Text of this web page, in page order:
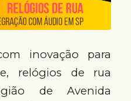
inovação para
relógios de rua
de Avenida